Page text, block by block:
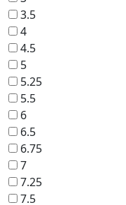
3.5
4
4.5
5
5.25
5.5
6
6.5
6.75
7
7.25
7.5